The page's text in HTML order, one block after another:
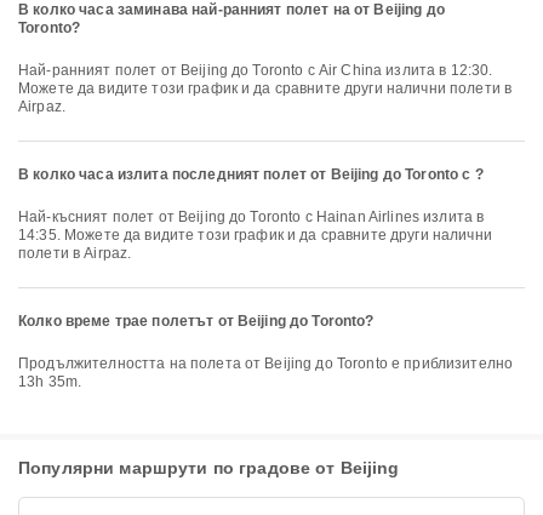
В колко часа заминава най-ранният полет на от Beijing до
Toronto?
Най-ранният полет от Beijing до Toronto с Air China излита в 12:30.
Можете да видите този график и да сравните други налични полети в
Airpaz.
В колко часа излита последният полет от Beijing до Toronto с ?
Най-късният полет от Beijing до Toronto с Hainan Airlines излита в
14:35. Можете да видите този график и да сравните други налични
полети в Airpaz.
Колко време трае полетът от Beijing до Toronto?
Продължителността на полета от Beijing до Toronto е приблизително
13h 35m.
Популярни маршрути по градове от Beijing